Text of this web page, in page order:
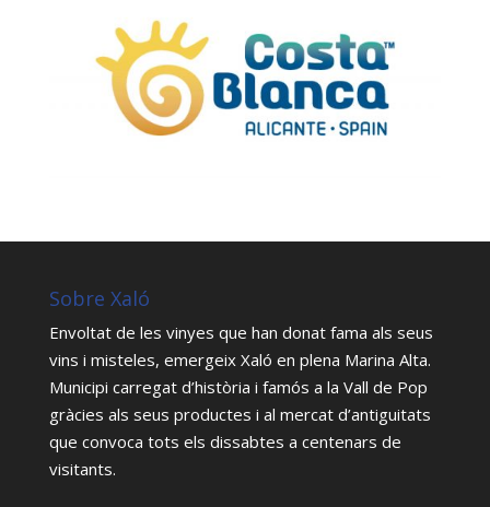
Sobre Xaló
Envoltat de les vinyes que han donat fama als seus
vins i misteles, emergeix Xaló en plena Marina Alta.
Municipi carregat d’història i famós a la Vall de Pop
gràcies als seus productes i al mercat d’antiguitats
que convoca tots els dissabtes a centenars de
visitants.